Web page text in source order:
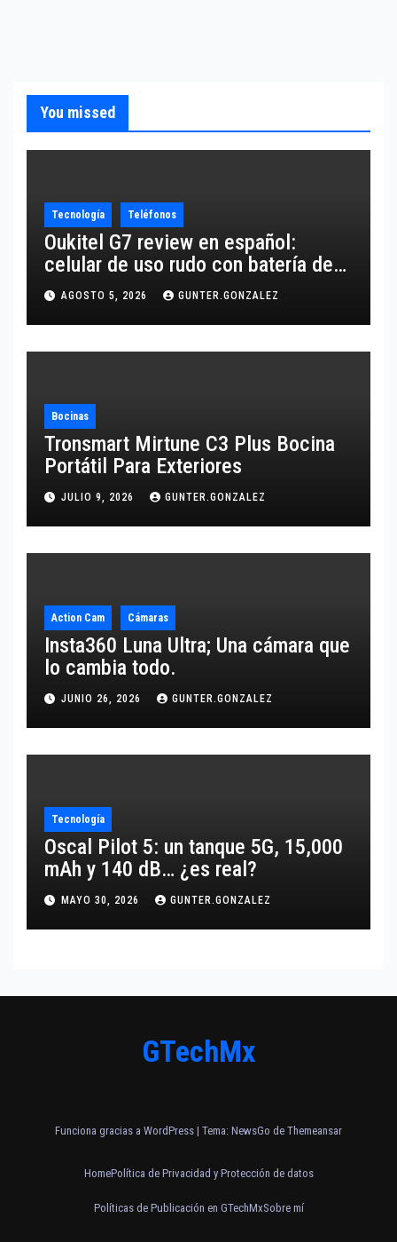
You missed
Tecnología Teléfonos
Oukitel G7 review en español:
celular de uso rudo con batería de
10,600 mAh
AGOSTO 5, 2026 GUNTER.GONZALEZ
Bocinas
Tronsmart Mirtune C3 Plus Bocina
Portátil Para Exteriores
JULIO 9, 2026 GUNTER.GONZALEZ
Action Cam Cámaras
Insta360 Luna Ultra; Una cámara que
lo cambia todo.
JUNIO 26, 2026 GUNTER.GONZALEZ
Tecnología
Oscal Pilot 5: un tanque 5G, 15,000
mAh y 140 dB… ¿es real?
MAYO 30, 2026 GUNTER.GONZALEZ
GTechMx
Funciona gracias a WordPress | Tema: NewsGo de Themeansar
HomePolítica de Privacidad y Protección de datos
Políticas de Publicación en GTechMxSobre mí